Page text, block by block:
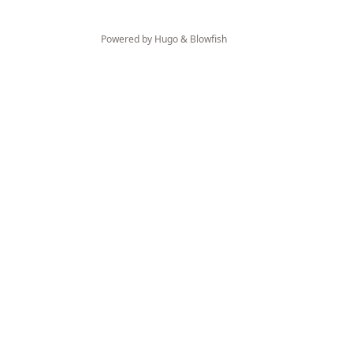
Powered by Hugo& Blowfish